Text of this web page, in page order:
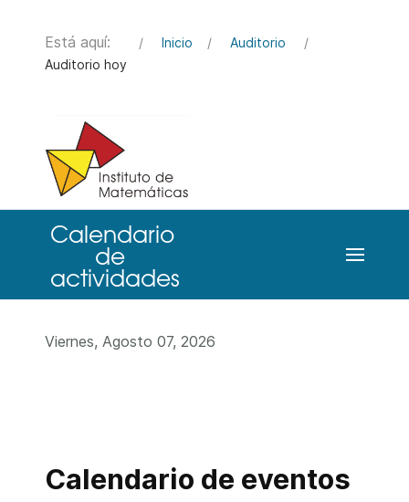
Está aquí: Inicio
Auditorio
Auditorio hoy
Viernes, Agosto 07, 2026
Calendario de eventos